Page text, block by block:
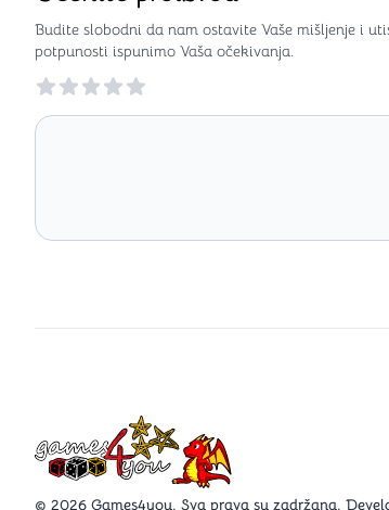
Budite slobodni da nam ostavite Vaše mišljenje i
potpunosti ispunimo Vaša očekivanja.
Reviews
Games4you logo
© 2026 Games4you. Sva prava su zadržana.